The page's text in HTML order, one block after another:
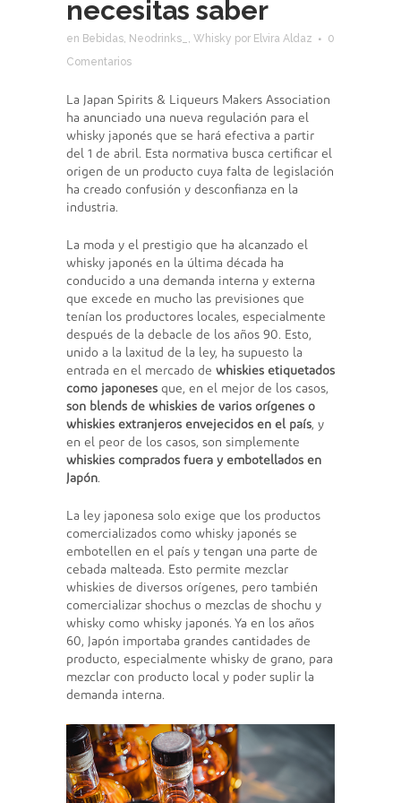
necesitas saber
en Bebidas Neodrinks_ Whisky por Elvira Aldaz
0
Comentarios
La Japan Spirits & Liqueurs Makers Association
ha anunciado una nueva regulación para el
whisky japonés que se hará efectiva a partir
del 1 de abril. Esta normativa busca certificar el
origen de un producto cuya falta de legislación
ha creado confusión y desconfianza en la
industria.
La moda y el prestigio que ha alcanzado el
whisky japonés en la última década ha
conducido a una demanda interna y externa
que excede en mucho las previsiones que
tenían los productores locales, especialmente
después de la debacle de los años 90. Esto,
unido a la laxitud de la ley, ha supuesto la
entrada en el mercado de whiskies etiquetados
como japoneses que, en el mejor de los casos,
son blends de whiskies de varios orígenes o
whiskies extranjeros envejecidos en el país, y
en el peor de los casos, son simplemente
whiskies comprados fuera y embotellados en
Japón.
La ley japonesa solo exige que los productos
comercializados como whisky japonés se
embotellen en el país y tengan una parte de
cebada malteada. Esto permite mezclar
whiskies de diversos orígenes, pero también
comercializar shochus o mezclas de shochu y
whisky como whisky japonés. Ya en los años
60, Japón importaba grandes cantidades de
producto, especialmente whisky de grano, para
mezclar con producto local y poder suplir la
demanda interna.